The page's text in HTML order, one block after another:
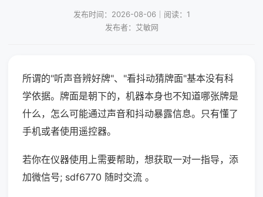
发布时间：2026-08-06｜阅读：1
发布者：艾敏网
所谓的"听声音辨好牌"、"看抖动猜牌面"基本没有科
学依据。牌面是朝下的，机器本身也不知道哪张牌是
什么，怎么可能通过声音和抖动暴露信息。只有懂了
手机或者使用遥控器。
若你在仪器使用上需要帮助，想获取一对一指导，添
加微信号; sdf6770 随时交流 。